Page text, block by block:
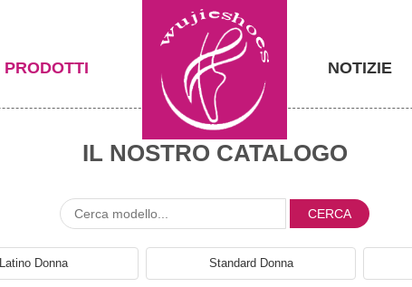
PRODOTTI NOTIZIE
IL NOSTRO CATALOGO
CERCA
Latino Donna Standard Donna